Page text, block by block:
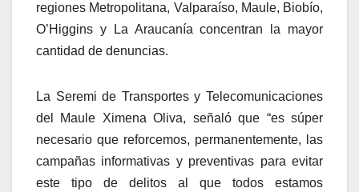
regiones Metropolitana, Valparaíso, Maule, Biobío,
O’Higgins y La Araucanía concentran la mayor
cantidad de denuncias.
La Seremi de Transportes y Telecomunicaciones
del Maule Ximena Oliva, señaló que “es súper
necesario que reforcemos, permanentemente, las
campañas informativas y preventivas para evitar
este tipo de delitos al que todos estamos